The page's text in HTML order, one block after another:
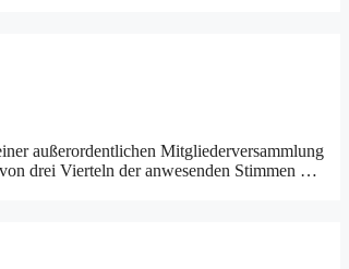
außerordentlichen Mitgliederversammlung
drei Vierteln der anwesenden Stimmen …